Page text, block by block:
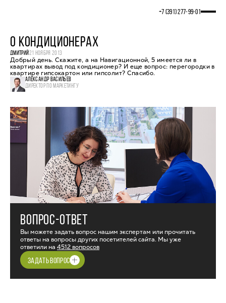
+7 (391) 277‒99‒01
О КОНДИЦИОНЕРАХ
ДМИТРИЙ21 НОЯБРЯ 2013
Добрый день. Скажите, а на Навигационной, 5 имеется ли в
квартирах вывод под кондиционер? И еще вопрос: перегородки в
квартире гипсокартон или гипсолит? Спасибо.
АЛЕКСАНДР ВАСИЛЬЕВ
ДИРЕКТОР ПО МАРКЕТИНГУ
ВОПРОС-ОТВЕТ
Вы можете задать вопрос нашим экспертам или прочитать
ответы на вопросы других посетителей сайта. Мы уже
ответили на 4512 вопросов
ЗАДАТЬ ВОПРОС